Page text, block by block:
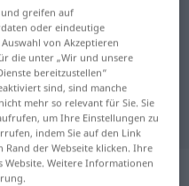
naamwoord
greifen auf
oder eindeutige
von Akzeptieren
die unter „Wir und unsere
bereitzustellen“
sind, sind manche
mehr so relevant für Sie. Sie
um Ihre Einstellungen zu
indem Sie auf den Link
der Webseite klicken. Ihre
Website. Weitere Informationen